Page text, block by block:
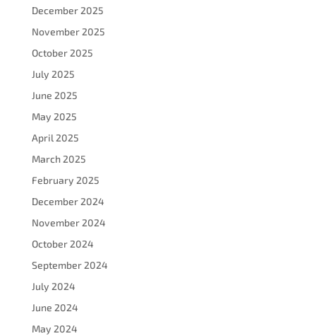
December 2025
November 2025
October 2025
July 2025
June 2025
May 2025
April 2025
March 2025
February 2025
December 2024
November 2024
October 2024
September 2024
July 2024
June 2024
May 2024